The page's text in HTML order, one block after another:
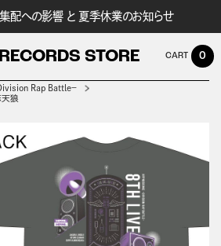
配への影響 と 夏季休業のお知らせ
STORE 0
Rap Battle－
天狼